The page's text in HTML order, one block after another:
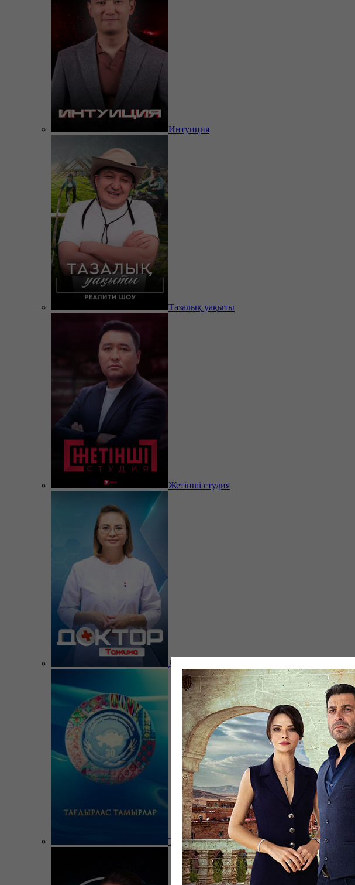
Интуиция
Тазалық уақыты
Жетінші студия
Доктор Тажина
Тағдырлас тамырлар